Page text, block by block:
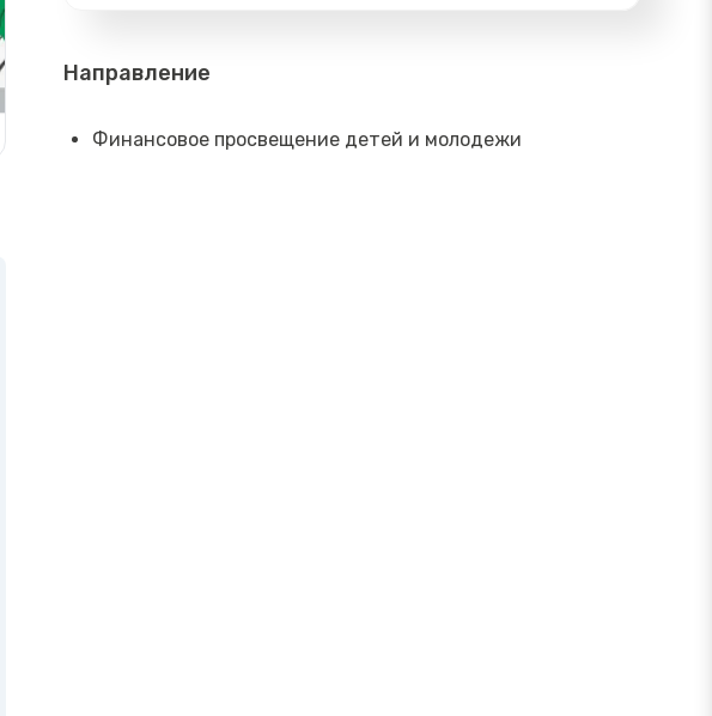
Направление
Финансовое просвещение детей и молодежи